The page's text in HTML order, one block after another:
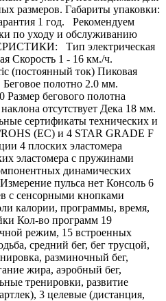
размеров. Габариты упаковки:
1 год. Рекомендуем
по уходу и обслуживанию
Тип электрическая
Скорость 1 - 16 км./ч.
(постоянный ток) Пиковая
Беговое полотно 2.0 мм.
Размер бегового полотна
отсутствует Дека 18 мм.
сертификаты технических и
ROHS (ЕС) и 4 STAR GRADE F
4 плоских эластомера
эластомера с пружинами
динамических
пульса нет Консоль 6
с сенсорными кнопками
калории, программы, время,
Кол-во программ 19
режим, 15 встроенных
средний бег, бег трусцой,
разминочный бег,
жира, аэробный бег,
тренировки, развитие
3 целевые (дистанция,